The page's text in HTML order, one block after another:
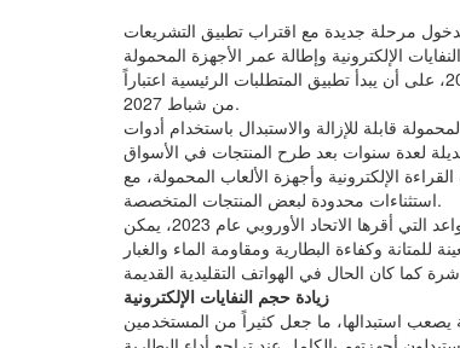
لدخول مرحلة جديدة مع اقتراب تطبيق التشريعات
وتأتي هذه التشريعات ضمن حزمة من القوانين التي أقرها الاتحاد الأوروبي عام 2023، على أن يبدأ تطبيق المتطلبات الرئيسية اعتباراً
من شباط 2027.
قابلة للإزالة والاستبدال باستخدام أدوات
الإلكترونية وأجهزة الألعاب المحمولة، مع
استثناءات محدودة لبعض المنتجات المتخصصة.
في المقابل، تتمتع الهواتف الذكية والأجهزة اللوحية باستثناءات محددة. فبموجب القواعد التي أقرها الاتحاد الأوروبي عام 2023، يمكن
زيادة حجم النفايات الإلكترونية
استبدالها، ما جعل كثيراً من المستخدمين